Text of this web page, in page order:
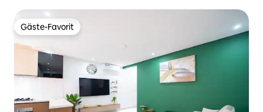
Gäste-Favorit
Gäste-Favorit